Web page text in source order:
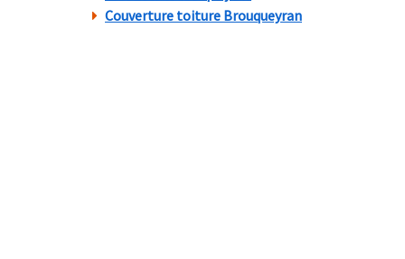
Couverture toiture Brouqueyran